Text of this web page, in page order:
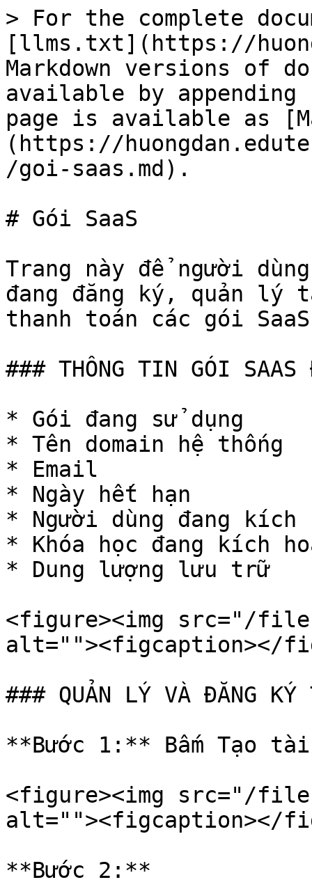
> For the complete
[llms.txt](https://
Markdown versions of
available by
page is available as
(https://
/goi-saas.md).
# Gói SaaS
Trang này để người
đang đăng ký, quản lý
thanh toán các gói SaaS
### THÔNG TIN GÓI SAAS
* Gói đang sử dụng
* Tên domain hệ thống
* Email
* Ngày hết hạn
* Người dùng đang kích
* Khóa học đang kích
* Dung lượng lưu trữ
<figure><img src="/files/
alt=""><figcaption></
### QUẢN LÝ VÀ ĐĂNG KÝ
**Bước 1:** Bấm Tạo tài
<figure><img src="/
alt=""><figcaption></
**Bước 2:**